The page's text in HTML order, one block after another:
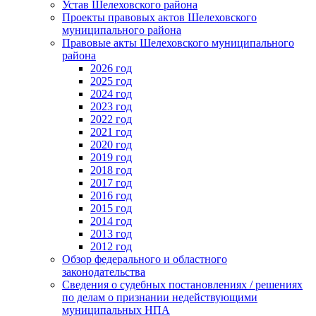
Устав Шелеховского района
Проекты правовых актов Шелеховского
муниципального района
Правовые акты Шелеховского муниципального
района
2026 год
2025 год
2024 год
2023 год
2022 год
2021 год
2020 год
2019 год
2018 год
2017 год
2016 год
2015 год
2014 год
2013 год
2012 год
Обзор федерального и областного
законодательства
Сведения о судебных постановлениях / решениях
по делам о признании недействующими
муниципальных НПА